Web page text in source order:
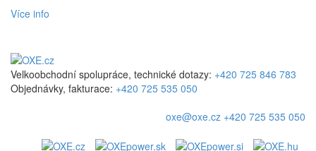
Více info
Velkoobchodní spolupráce, technické dotazy: +420 725 846 783
Objednávky, fakturace: +420 725 535 050
oxe@oxe.cz +420 725 535 050